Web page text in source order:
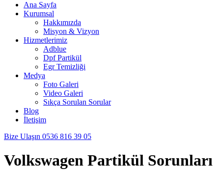
Ana Sayfa
Kurumsal
Hakkımızda
Misyon & Vizyon
Hizmetlerimiz
Adblue
Dpf Partikül
Egr Temizliği
Medya
Foto Galeri
Video Galeri
Sıkça Sorulan Sorular
Blog
İletişim
Bize Ulaşın 0536 816 39 05
Volkswagen Partikül Sorunları